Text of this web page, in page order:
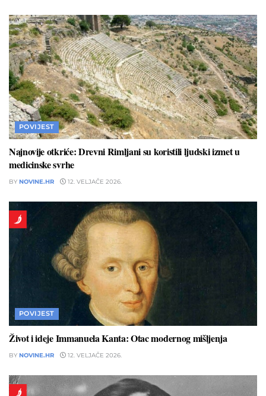
POVIJEST
Najnovije otkriće: Drevni Rimljani su koristili ljudski izmet u
medicinske svrhe
BY NOVINE.HR 12. VELJAČE 2026.
POVIJEST
Život i ideje Immanuela Kanta: Otac modernog mišljenja
BY NOVINE.HR 12. VELJAČE 2026.